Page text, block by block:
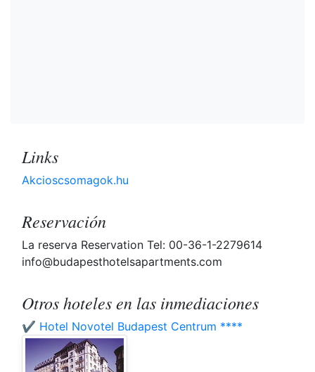
Links
Akcioscsomagok.hu
Reservación
La reserva Reservation Tel: 00-36-1-2279614
info@budapesthotelsapartments.com
Otros hoteles en las inmediaciones
✔️ Hotel Novotel Budapest Centrum ****